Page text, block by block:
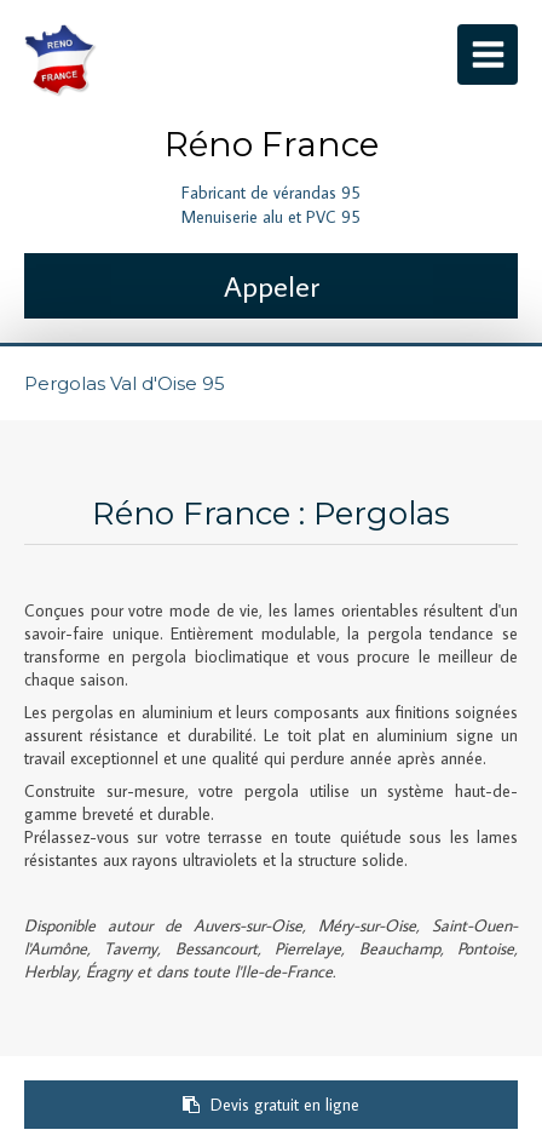
Réno France
Fabricant de vérandas 95
Menuiserie alu et PVC 95
Appeler
Pergolas Val d'Oise 95
Réno France : Pergolas
Conçues pour votre mode de vie, les lames orientables résultent d'un
savoir-faire unique. Entièrement modulable, la pergola tendance se
transforme en pergola bioclimatique et vous procure le meilleur de
chaque saison.
Les pergolas en aluminium et leurs composants aux finitions soignées
assurent résistance et durabilité. Le toit plat en aluminium signe un
travail exceptionnel et une qualité qui perdure année après année.
Construite sur-mesure, votre pergola utilise un système haut-de-
gamme breveté et durable.
Prélassez-vous sur votre terrasse en toute quiétude sous les lames
résistantes aux rayons ultraviolets et la structure solide.
Disponible autour de Auvers-sur-Oise, Méry-sur-Oise, Saint-Ouen-
l'Aumône, Taverny, Bessancourt, Pierrelaye, Beauchamp, Pontoise,
Herblay, Éragny et dans toute l'Ile-de-France.
Devis gratuit en ligne